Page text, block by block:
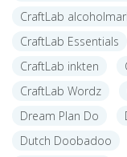
CraftLab
CraftLab Essentials
CraftLab inkten
CraftLab Wordz
Dream Plan Do
Dutch Doobadoo